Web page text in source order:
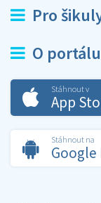
Pro
O portálu
Stáhnout v
App
Stáhnout na
Google